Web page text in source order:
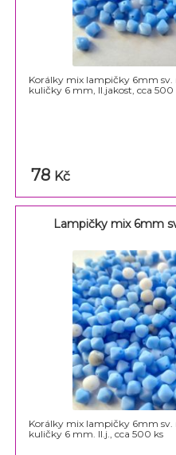
Korálky mix lampičky 6mm sv.
kuličky 6 mm, II.jakost, cca 500
78 Kč
Lampičky mix 6mm
Korálky mix lampičky 6mm
kuličky 6 mm. II.j., cca 500 ks